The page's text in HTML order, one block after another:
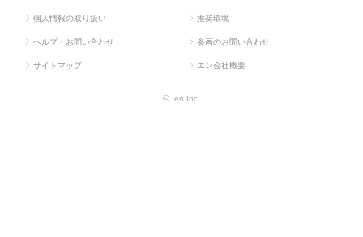
個人情報の取り扱い 推奨環境
ヘルプ・お問い合わせ 参画のお問い合わせ
サイトマップ エン会社概要
© en Inc.